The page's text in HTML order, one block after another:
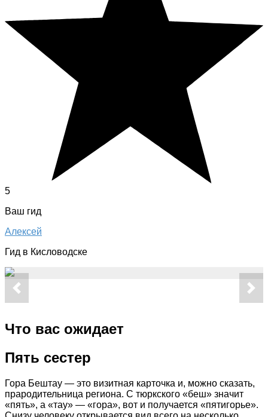
5
Ваш гид
Алексей
Гид в Кисловодске
Что вас ожидает
Пять сестер
Гора Бештау — это визитная карточка и, можно сказать,
прародительница региона. С тюркского «беш» значит
«пять», а «тау» — «гора», вот и получается «пятигорье».